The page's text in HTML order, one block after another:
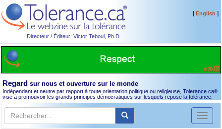
Directeur / Éditeur: Victor Teboul, Ph.D.
[English ]
Regard sur nous et ouverture sur le monde
Indépendant et neutre par rapport à toute orientation politique ou religieuse, Tolerance.ca®
vise à promouvoir les grands principes démocratiques sur lesquels repose la tolérance.
Toggle